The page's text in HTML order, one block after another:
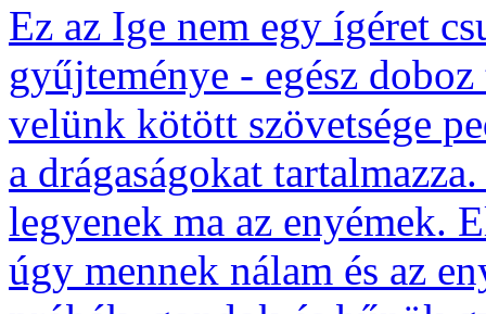
Ez az Ige nem egy ígéret
gyűjteménye - egész
velünk kötött szövetsége
a drágaságokat
legyenek ma az enyémek.
úgy mennek nálam és az